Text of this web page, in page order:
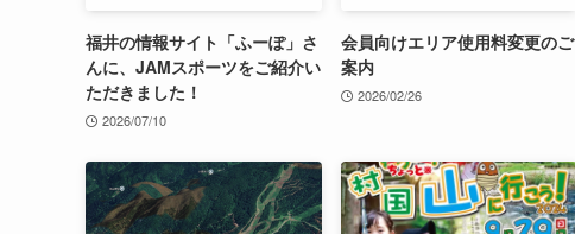
福井の情報サイト「ふーぽ」さ
んに、JAMスポーツをご紹介い
ただきました！
2026/07/10
会員向けエリア使用料変更のご
案内
2026/02/26